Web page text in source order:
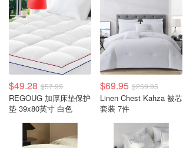
$49.28 $57.99
REGOUG 加厚床垫保护
垫 39x80英寸 白色
$69.95 $259.95
Linen Chest Kahza 被芯
套装 7件